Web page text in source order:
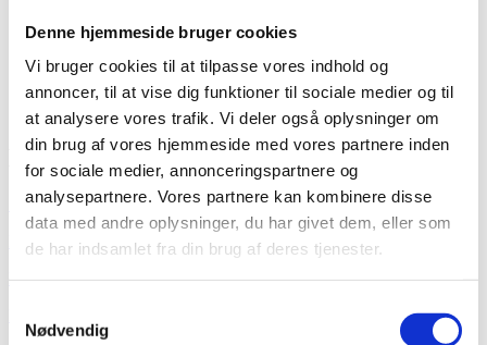
Denne hjemmeside bruger cookies
Vi bruger cookies til at tilpasse vores indhold og
annoncer, til at vise dig funktioner til sociale medier og til
at analysere vores trafik. Vi deler også oplysninger om
din brug af vores hjemmeside med vores partnere inden
for sociale medier, annonceringspartnere og
analysepartnere. Vores partnere kan kombinere disse
data med andre oplysninger, du har givet dem, eller som
de har indsamlet fra din brug af deres tjenester.
Nødvendig
Kompetencer
SYLAN® Imprægnering
Betonrenovering
Facaderenovering